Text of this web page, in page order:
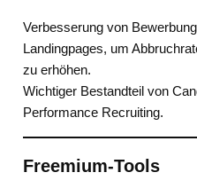
Verbesserung von
Landingpages, um
zu erhöhen.
Wichtiger Bestandteil von
Performance Recruiting.
Freemium-Tools